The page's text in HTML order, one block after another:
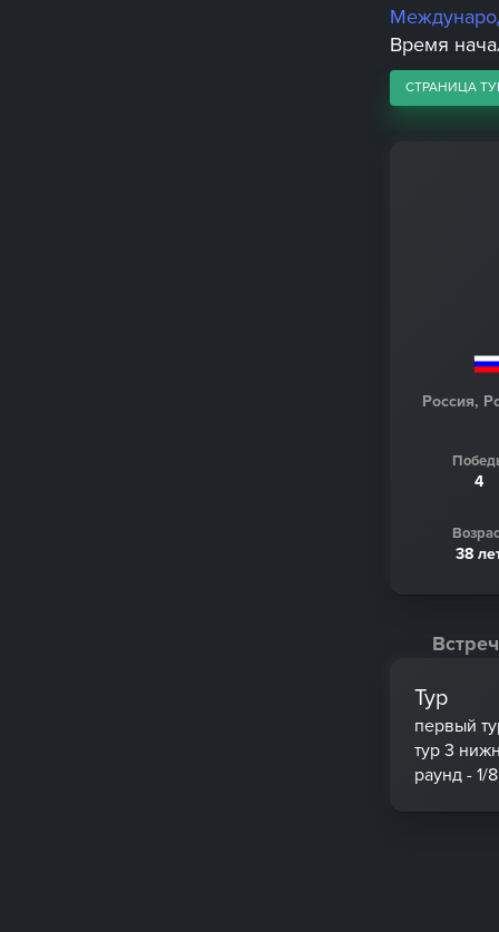
Время
СТРАНИЦА
Россия,
4
38
Тур
первый
тур 3
раунд - 1/8